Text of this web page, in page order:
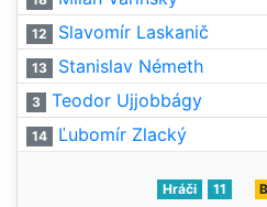
12 Slavomír Laskanič
13 Stanislav Németh
3 Teodor Ujjobbágy
14 Ľubomír Zlacký
Hráči 11